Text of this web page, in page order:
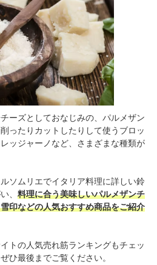
ーズとしておなじみの、パルメザン
ったりカットしたりして使うブロッ
ッジャーノなど、さまざまな種類が
ソムリエでイタリア料理に詳しい鈴
、 料理に合う美味しいパルメザンチ
印などの人気おすすめ商品をご紹介
トの人気売れ筋ランキングもチェッ
ひ最後までご覧ください。